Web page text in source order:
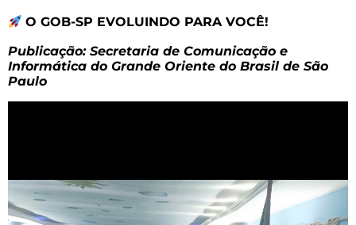
O GOB-SP EVOLUINDO PARA VOCÊ!
Publicação: Secretaria de Comunicação e
Informática do Grande Oriente do Brasil de São
Paulo